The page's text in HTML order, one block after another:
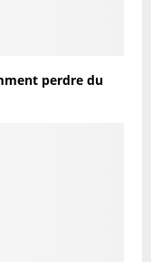
perdre du